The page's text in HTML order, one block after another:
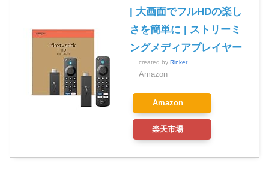
| 大画面でフルHDの楽し
さを簡単に | ストリーミ
ングメディアプレイヤー
created by Rinker
Amazon
Amazon
楽天市場